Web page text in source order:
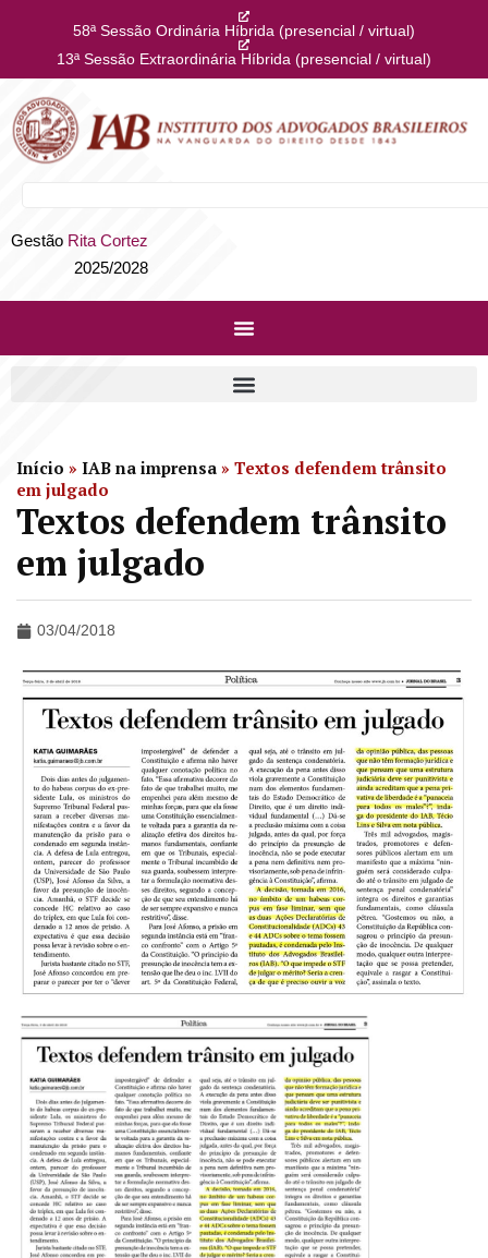
58ª Sessão Ordinária Híbrida (presencial / virtual)
13ª Sessão Extraordinária Híbrida (presencial / virtual)
Gestão Rita Cortez
2025/2028
Início » IAB na imprensa » Textos defendem trânsito
em julgado
Textos defendem trânsito
em julgado
03/04/2018